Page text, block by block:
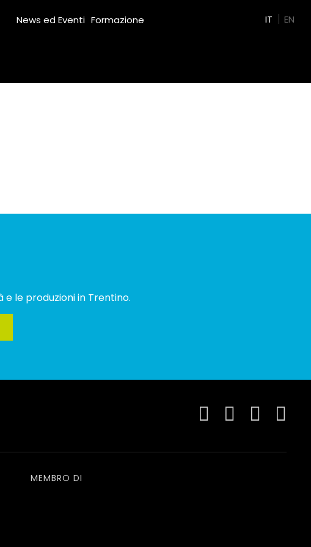
News ed Eventi Formazione IT EN
le produzioni in Trentino.
MEMBRO DI